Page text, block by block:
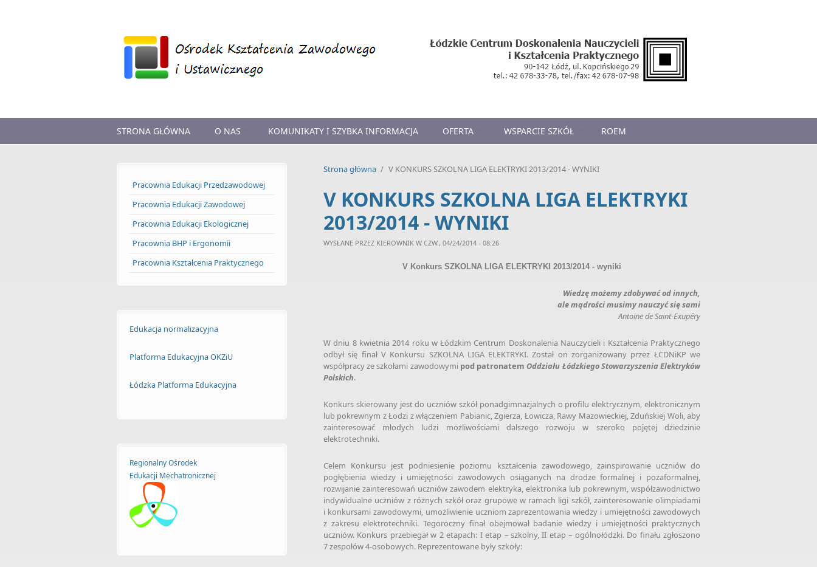
STRONA GŁÓWNA O NAS KOMUNIKATY I SZYBKA INFORMACJA OFERTA WSPARCIE SZKÓŁ ROEM
Pracownia Edukacji Przedzawodowej
Pracownia Edukacji Zawodowej
Pracownia Edukacji Ekologicznej
Pracownia BHP i Ergonomii
Pracownia Kształcenia Praktycznego
Edukacja normalizacyjna
Platforma Edukacyjna OKZiU
Łódzka Platforma Edukacyjna
Regionalny Ośrodek
Edukacji Mechatronicznej
Strona główna / V KONKURS SZKOLNA LIGA ELEKTRYKI 2013/2014 - WYNIKI
V KONKURS SZKOLNA LIGA ELEKTRYKI
2013/2014 - WYNIKI
WYSŁANE PRZEZ KIEROWNIK W CZW., 04/24/2014 - 08:26
V Konkurs SZKOLNA LIGA ELEKTRYKI 2013/2014 - wyniki
Wiedzę możemy zdobywać od innych,
ale mądrości musimy nauczyć się sami
Antoine de Saint-Exupéry
W dniu 8 kwietnia 2014 roku w Łódzkim Centrum Doskonalenia Nauczycieli i Kształcenia Praktycznego
odbył się finał V Konkursu SZKOLNA LIGA ELEKTRYKI. Został on zorganizowany przez ŁCDNiKP we
współpracy ze szkołami zawodowymi pod patronatemOddziału Łódzkiego Stowarzyszenia Elektryków
Polskich.
Konkurs skierowany jest do uczniów szkół ponadgimnazjalnych o profilu elektrycznym, elektronicznym
lub pokrewnym z Łodzi z włączeniem Pabianic, Zgierza, Łowicza, Rawy Mazowieckiej, Zduńskiej Woli, aby
zainteresować młodych ludzi możliwościami dalszego rozwoju w szeroko pojętej dziedzinie
elektrotechniki.
Celem Konkursu jest podniesienie poziomu kształcenia zawodowego, zainspirowanie uczniów do
pogłębienia wiedzy i umiejętności zawodowych osiąganych na drodze formalnej i pozaformalnej,
rozwijanie zainteresowań uczniów zawodem elektryka, elektronika lub pokrewnym, współzawodnictwo
indywidualne uczniów z różnych szkół oraz grupowe w ramach ligi szkół, zainteresowanie olimpiadami
i konkursami zawodowymi, umożliwienie uczniom zaprezentowania wiedzy i umiejętności zawodowych
z zakresu elektrotechniki. Tegoroczny finał obejmował badanie wiedzy i umiejętności praktycznych
uczniów. Konkurs przebiegał w 2 etapach: I etap – szkolny, II etap – ogólnołódzki. Do finału zgłoszono
7 zespołów 4-osobowych. Reprezentowane były szkoły: